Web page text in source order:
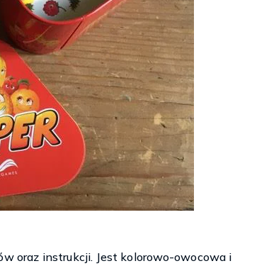
oraz instrukcji. Jest kolorowo-owocowa i